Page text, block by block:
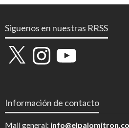
Síguenos en nuestras RRSS
X InstagramYouTube
Información de contacto
Mail general: